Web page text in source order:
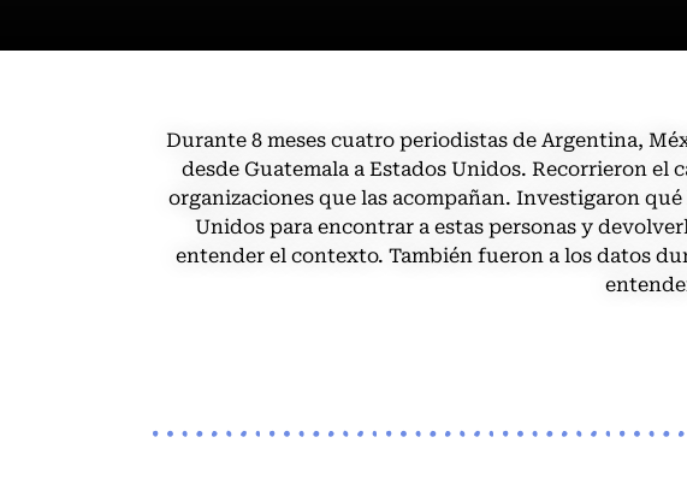
Durante 8 meses cuatro periodistas de Argentina,
desde Guatemala a Estados Unidos. Recorrieron el
organizaciones que las acompañan. Investigaron
Unidos para encontrar a estas personas y
entender el contexto. También fueron a los datos